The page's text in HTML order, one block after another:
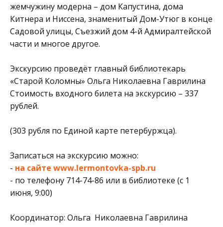
жемчужину модерна – дом Капустина, дома
Китнера и Ниссена, знаменитый Дом-Утюг в конце
Садовой улицы, Съезжий дом 4-й Адмиралтейской
части и многое другое.
Экскурсию проведёт главный библиотекарь
«Старой Коломны» Ольга Николаевна Гаврилина
Стоимость входного билета на экскурсию – 337
рублей.
(303 рубля по Единой карте петербуржца).
Записаться на экскурсию можно:
- на сайте www.lermontovka-spb.ru
- по телефону 714-74-86 или в библиотеке (с 1
июня, 9:00)
Координатор: Ольга Николаевна Гаврилина